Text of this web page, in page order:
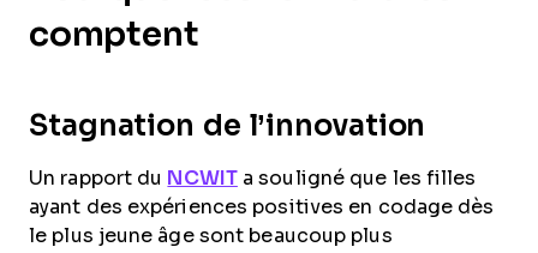
comptent
Stagnation de l’innovation
Un rapport du NCWITa souligné que les filles
ayant des expériences positives en codage dès
le plus jeune âge sont beaucoup plus